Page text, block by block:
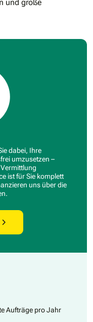
und große
dabei, Ihre
umzusetzen –
ist für Sie komplett
uns über die
Aufträge pro Jahr